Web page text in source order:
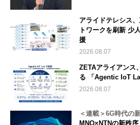
アライドテレシス
トワークを刷新 少
援
2026.08.07
ZETAアライアンス
る 「Agentic IoT
2026.08.07
＜連載＞6G時代の
MNO×NTNの新秩